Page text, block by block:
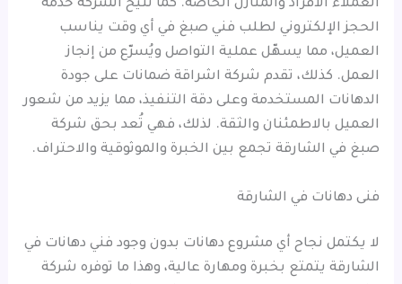
العملاء الأفراد والمنازل الخاصة. كما تتيح الشركة خدمة
الحجز الإلكتروني لطلب فني صبغ في أي وقت يناسب
العميل، مما يسهّل عملية التواصل ويُسرّع من إنجاز
العمل. كذلك، تقدم شركة اشراقة ضمانات على جودة
الدهانات المستخدمة وعلى دقة التنفيذ، مما يزيد من شعور
العميل بالاطمئنان والثقة. لذلك، فهي تُعد بحق شركة
صبغ في الشارقة تجمع بين الخبرة والموثوقية والاحتراف.
فنى دهانات في الشارقة
لا يكتمل نجاح أي مشروع دهانات بدون وجود فني دهانات في
الشارقة يتمتع بخبرة ومهارة عالية، وهذا ما توفره شركة